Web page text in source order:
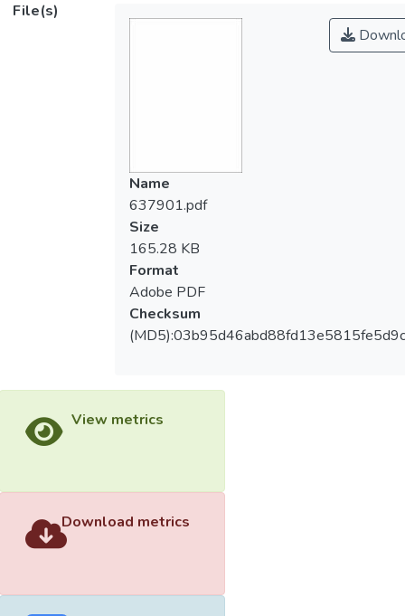
File(s)
Name
637901.pdf
Size
165.28 KB
Format
Adobe PDF
Checksum
View metrics
Download metrics